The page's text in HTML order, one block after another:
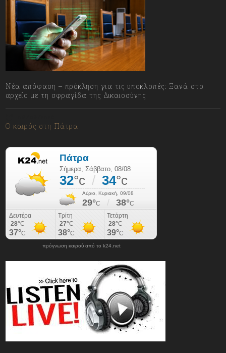
Νέα απόφαση – πρόκληση για τις υποκλοπές: Ξανά στο
αρχείο με τη σφραγίδα της Δικαιοσύνης
Ο καιρός στη Πάτρα
πρόγνωση καιρού από το k24.net